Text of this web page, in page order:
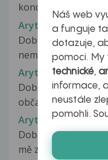
kondice. Test
Arytmie?
Dobrý den před půl
nemocná ( angína,
Arytmie?
Dobrý den, chtěla
občasné jakoby
Arytmie?
Dobrý den. Už
mě z ničeho nic
Náš web
a funguje
dotazuje,
pomoci.
technické,
informace,
neustále
pomohli.